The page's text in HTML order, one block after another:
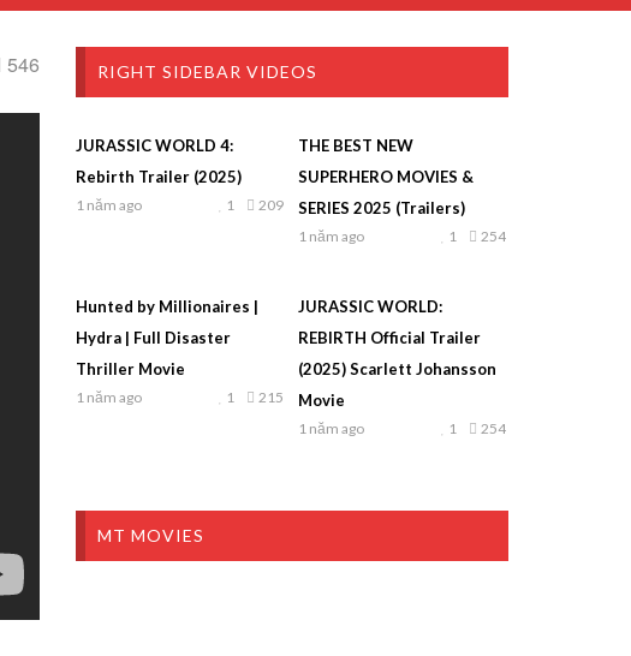
546 RIGHT SIDEBAR VIDEOS
JURASSIC WORLD 4:
Rebirth Trailer (2025)
1 năm ago 209
1
THE BEST NEW
SUPERHERO MOVIES &
SERIES 2025 (Trailers)
1 năm ago 254
1
Hunted by Millionaires |
Hydra | Full Disaster
Thriller Movie
1 năm ago 215
1
JURASSIC WORLD:
REBIRTH Official Trailer
(2025) Scarlett Johansson
Movie
1 năm ago 254
1
MT MOVIES